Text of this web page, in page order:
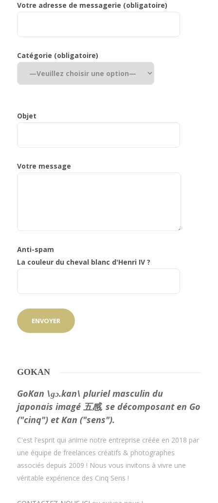
Votre adresse de messagerie (obligatoire)
Catégorie (obligatoire)
Objet
Votre message
Anti-spam
La couleur du cheval blanc d'Henri IV ?
GOKAN
GoKan \ɡɔ.kan\ pluriel masculin du
japonais imagé 五感, se décomposant en Go
("cinq") et Kan ("sens").
C'est l'esprit qui anime notre entreprise créée en 2018 par
une équipe de freelances créatifs & photographes
associés depuis 2009 ! Nous vous invitons à vivre une
véritable expérience des Cinq Sens !